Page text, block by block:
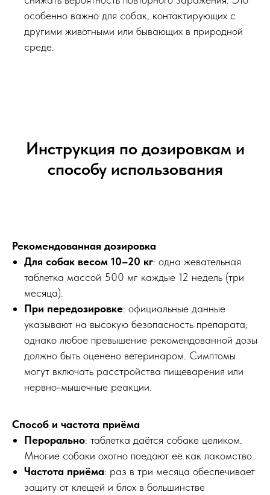
особенно важно для собак, контактирующих с
другими животными или бывающих в природной
среде.
Инструкция по дозировкам и
способу использования
Рекомендованная дозировка
Для собак весом 10–20 кг: одна жевательная
таблетка массой 500 мг каждые 12 недель (три
месяца).
При передозировке: официальные данные
указывают на высокую безопасность препарата;
однако любое превышение рекомендованной дозы
должно быть оценено ветеринаром. Симптомы
могут включать расстройства пищеварения или
нервно-мышечные реакции.
Способ и частота приёма
Перорально: таблетка даётся собаке целиком.
Многие собаки охотно поедают её как лакомство.
Частота приёма: раз в три месяца обеспечивает
защиту от клещей и блох в большинстве